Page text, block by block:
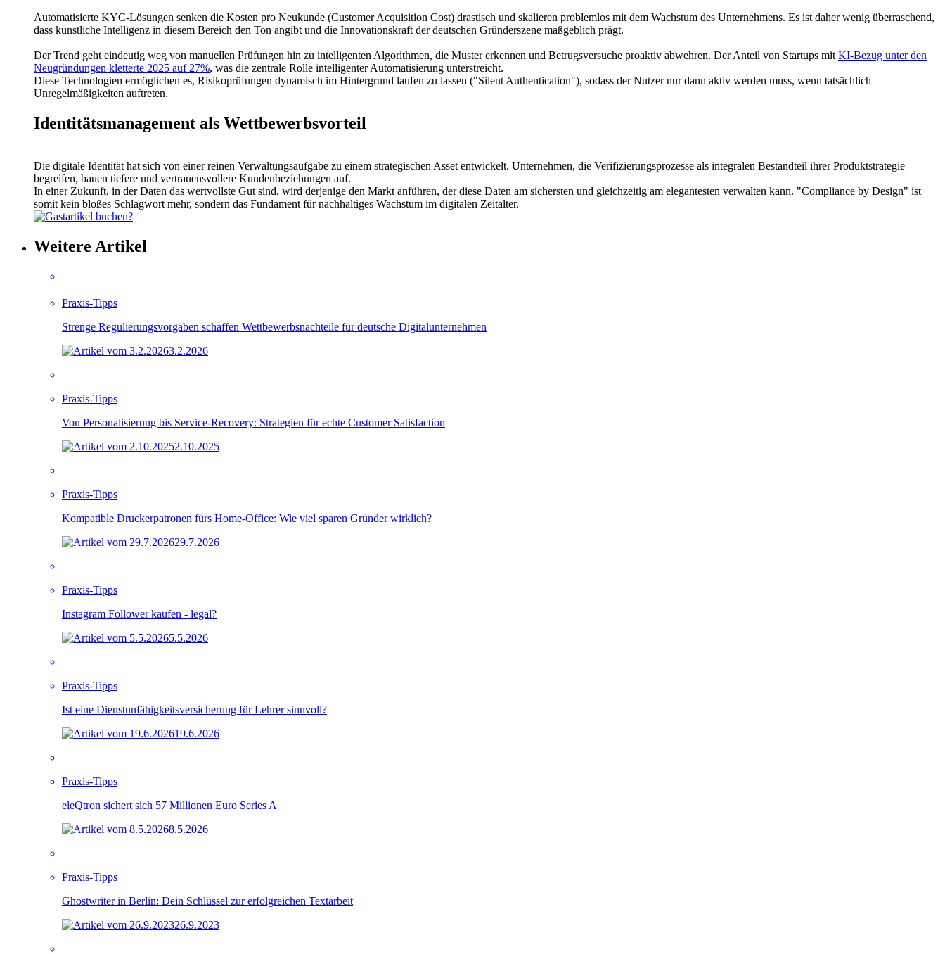
Automatisierte KYC-Lösungen senken die Kosten pro Neukunde (Customer Acquisition Cost) drastisch und skalieren problemlos mit dem Wachstum des Unternehmens. Es ist daher wenig überraschend,
dass künstliche Intelligenz in diesem Bereich den Ton angibt und die Innovationskraft der deutschen Gründerszene maßgeblich prägt.
Der Trend geht eindeutig weg von manuellen Prüfungen hin zu intelligenten Algorithmen, die Muster erkennen und Betrugsversuche proaktiv abwehren. Der Anteil von Startups mit KI-Bezug unter den
Neugründungen kletterte 2025 auf 27%, was die zentrale Rolle intelligenter Automatisierung unterstreicht.
Diese Technologien ermöglichen es, Risikoprüfungen dynamisch im Hintergrund laufen zu lassen ("Silent Authentication"), sodass der Nutzer nur dann aktiv werden muss, wenn tatsächlich
Unregelmäßigkeiten auftreten.
Identitätsmanagement als Wettbewerbsvorteil
Die digitale Identität hat sich von einer reinen Verwaltungsaufgabe zu einem strategischen Asset entwickelt. Unternehmen, die Verifizierungsprozesse als integralen Bestandteil ihrer Produktstrategie
begreifen, bauen tiefere und vertrauensvollere Kundenbeziehungen auf.
In einer Zukunft, in der Daten das wertvollste Gut sind, wird derjenige den Markt anführen, der diese Daten am sichersten und gleichzeitig am elegantesten verwalten kann. "Compliance by Design" ist
somit kein bloßes Schlagwort mehr, sondern das Fundament für nachhaltiges Wachstum im digitalen Zeitalter.
Weitere Artikel
Praxis-Tipps
Strenge Regulierungsvorgaben schaffen Wettbewerbsnachteile für deutsche Digitalunternehmen
3.2.2026
Praxis-Tipps
Von Personalisierung bis Service-Recovery: Strategien für echte Customer Satisfaction
2.10.2025
Praxis-Tipps
Kompatible Druckerpatronen fürs Home-Office: Wie viel sparen Gründer wirklich?
29.7.2026
Praxis-Tipps
Instagram Follower kaufen - legal?
5.5.2026
Praxis-Tipps
Ist eine Dienstunfähigkeitsversicherung für Lehrer sinnvoll?
19.6.2026
Praxis-Tipps
eleQtron sichert sich 57 Millionen Euro Series A
8.5.2026
Praxis-Tipps
Ghostwriter in Berlin: Dein Schlüssel zur erfolgreichen Textarbeit
26.9.2023